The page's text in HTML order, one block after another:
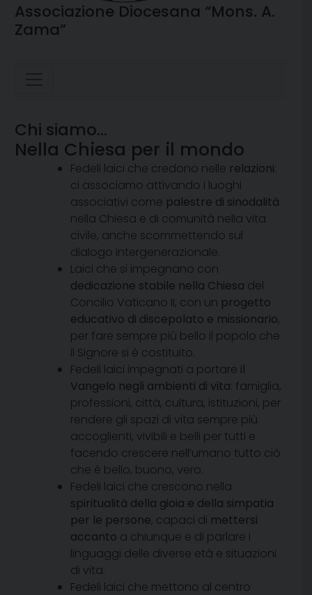
Associazione Diocesana “Mons. A.
Zama”
Chi siamo...
Nella Chiesa per il mondo
Fedeli laici che credono nelle relazioni:
ci associamo attivando i luoghi
associativi come palestre di sinodalità
nella Chiesa e di comunità nella vita
civile, anche scommettendo sul
dialogo intergenerazionale.
Laici che si impegnano con
dedicazione stabile nella Chiesa del
Concilio Vaticano II, con un progetto
educativo di discepolato e missionario,
per fare sempre più bello il popolo che
il Signore si è costituito.
Fedeli laici impegnati a portare il
Vangelo negli ambienti di vita: famiglia,
professioni, città, cultura, istituzioni, per
rendere gli spazi di vita sempre più
accoglienti, vivibili e belli per tutti e
facendo crescere nell’umano tutto ciò
che è bello, buono, vero.
Fedeli laici che crescono nella
spiritualità della gioia e della simpatia
per le persone, capaci di mettersi
accanto a chiunque e di parlare i
linguaggi delle diverse età e situazioni
di vita.
Fedeli laici che mettono al centro